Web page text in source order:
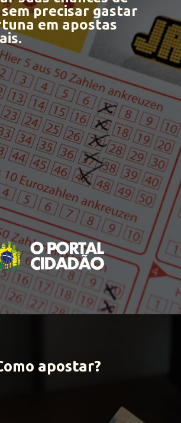
precisar gastar
em apostas
apostar?